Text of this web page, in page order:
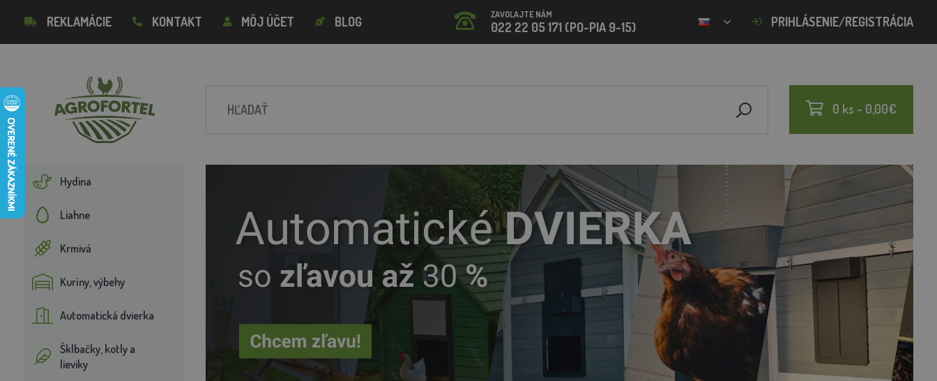
REKLAMÁCIE KONTAKT MÔJ ÚČET BLOG ZAVOLAJTE NÁM
022 22 05 171 (PO-PIA 9-15) PRIHLÁSENIE/REGISTRÁCIA
0 ks - 0,00€
Hydina
Liahne
Krmivá
Kuríny, výbehy
Automatická dvierka
Šklbačky, kotly a
lieviky